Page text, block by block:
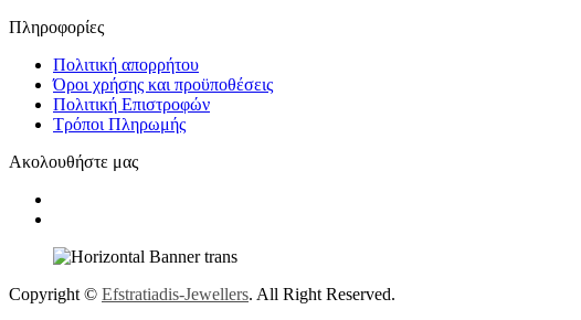
Πληροφορίες
Πολιτική απορρήτου
Όροι χρήσης και προϋποθέσεις
Πολιτική Επιστροφών
Τρόποι Πληρωμής
Ακολουθήστε μας
Copyright © Efstratiadis-Jewellers. All Right Reserved.